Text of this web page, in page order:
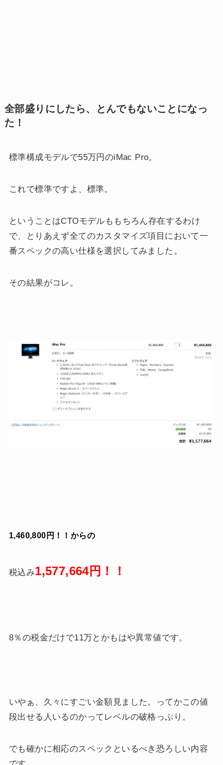
全部盛りにしたら、とんでもないことになっ
た！
標準構成モデルで55万円のiMac Pro。
これで標準ですよ、標準。
ということはCTOモデルももちろん存在するわけ
で、とりあえず全てのカスタマイズ項目において一
番スペックの高い仕様を選択してみました。
その結果がコレ。
1,460,800円！！からの
税込み1,577,664円！！
8％の税金だけで11万とかもはや異常値です。
いやぁ、久々にすごい金額見ました。ってかこの値
段出せる人いるのかってレベルの破格っぷり。
でも確かに相応のスペックといるべき恐ろしい内容